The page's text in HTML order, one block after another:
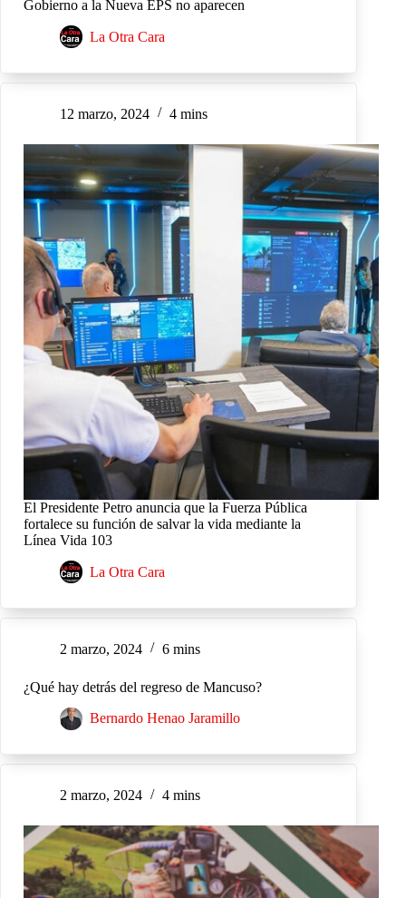
Gobierno a la Nueva EPS no aparecen
La Otra Cara
12 marzo, 2024 4 mins
El Presidente Petro anuncia que la Fuerza Pública
fortalece su función de salvar la vida mediante la
Línea Vida 103
La Otra Cara
2 marzo, 2024 6 mins
¿Qué hay detrás del regreso de Mancuso?
Bernardo Henao Jaramillo
2 marzo, 2024 4 mins